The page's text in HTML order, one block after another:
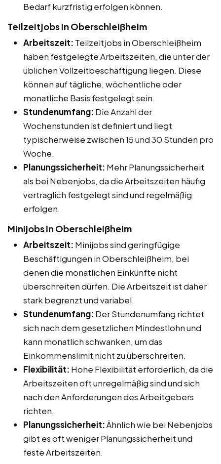
Bedarf kurzfristig erfolgen können.
Teilzeitjobs in Oberschleißheim
Arbeitszeit: Teilzeitjobs in Oberschleißheim
haben festgelegte Arbeitszeiten, die unter der
üblichen Vollzeitbeschäftigung liegen. Diese
können auf tägliche, wöchentliche oder
monatliche Basis festgelegt sein.
Stundenumfang: Die Anzahl der
Wochenstunden ist definiert und liegt
typischerweise zwischen 15 und 30 Stunden pro
Woche.
Planungssicherheit: Mehr Planungssicherheit
als bei Nebenjobs, da die Arbeitszeiten häufig
vertraglich festgelegt sind und regelmäßig
erfolgen.
Minijobs in Oberschleißheim
Arbeitszeit: Minijobs sind geringfügige
Beschäftigungen in Oberschleißheim, bei
denen die monatlichen Einkünfte nicht
überschreiten dürfen. Die Arbeitszeit ist daher
stark begrenzt und variabel.
Stundenumfang: Der Stundenumfang richtet
sich nach dem gesetzlichen Mindestlohn und
kann monatlich schwanken, um das
Einkommenslimit nicht zu überschreiten.
Flexibilität: Hohe Flexibilität erforderlich, da die
Arbeitszeiten oft unregelmäßig sind und sich
nach den Anforderungen des Arbeitgebers
richten.
Planungssicherheit:Ähnlich wie bei Nebenjobs
gibt es oft weniger Planungssicherheit und
feste Arbeitszeiten.